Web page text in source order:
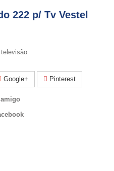
222 p/ Tv Vestel
Google+ Pinterest